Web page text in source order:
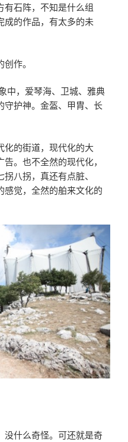
石阵，不知是什么组
成的作品，有太多的未
作。
中，爱琴海、卫城、雅典
守护神。金盔、甲胄、长
化的街道，现代化的大
。也不全然的现代化，
八拐，真还有点脏、
感觉，全然的舶来文化的
没什么奇怪。可还就是奇